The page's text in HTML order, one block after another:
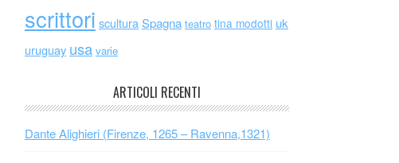
scrittori scultura Spagna teatro tina modotti uk
uruguay usa varie
ARTICOLI RECENTI
Dante Alighieri (Firenze, 1265 – Ravenna,1321)